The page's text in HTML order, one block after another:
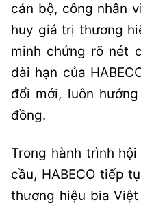
cán bộ, công nhân
huy giá trị thương
minh chứng rõ nét
dài hạn của
đổi mới, luôn
đồng.
Trong hành trình
cầu, HABECO tiếp
thương hiệu bia